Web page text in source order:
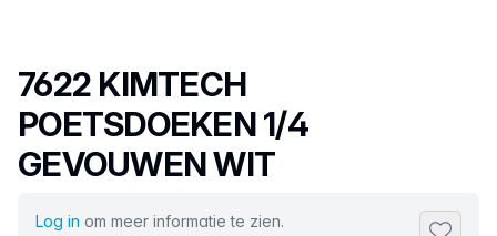
Productnaam
7622 KIMTECH
POETSDOEKEN 1/4
GEVOUWEN WIT
Log in om meer informatie te zien.